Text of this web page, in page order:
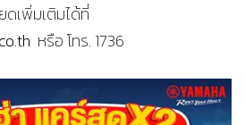
ดเพิ่มเติมได้ที่
หรือ โทร. 1736